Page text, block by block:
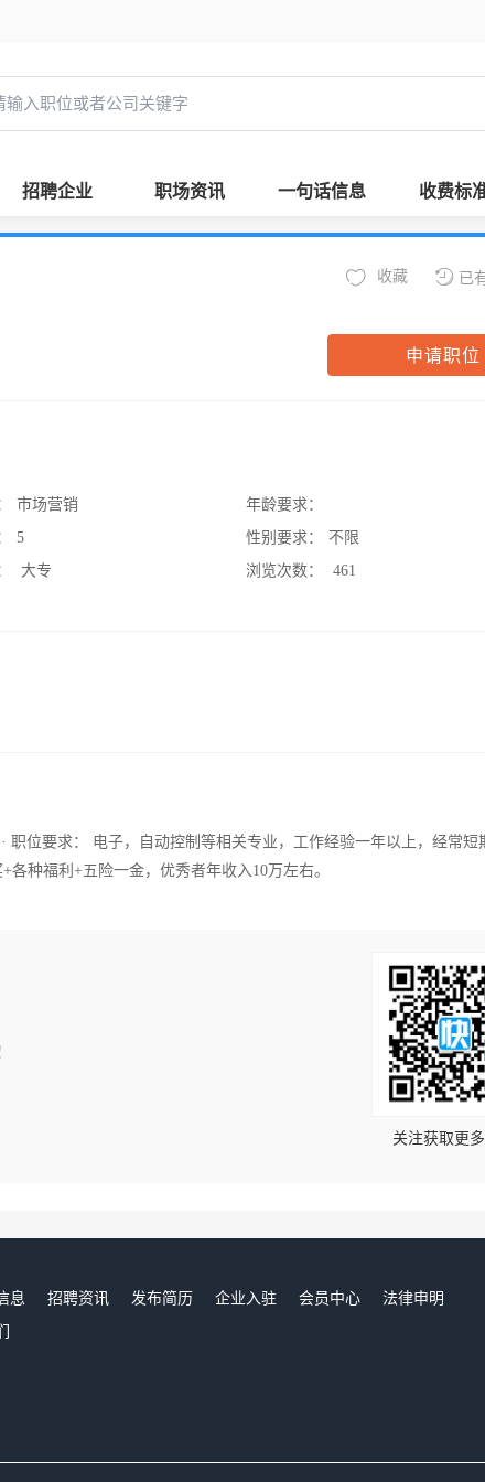
招聘企业 职场资讯 一句话信息 收费标
已
收藏
申请职位
市场营销
5
大专
年龄要求：
性别要求：
不限
浏览次数：
461
位要求： 电子，自动控制等相关专业，工作经验一年以上，经常短
种福利+五险一金，优秀者年收入10万左右。
关注获取更
息 招聘资讯 发布简历 企业入驻 会员中心
法律申明